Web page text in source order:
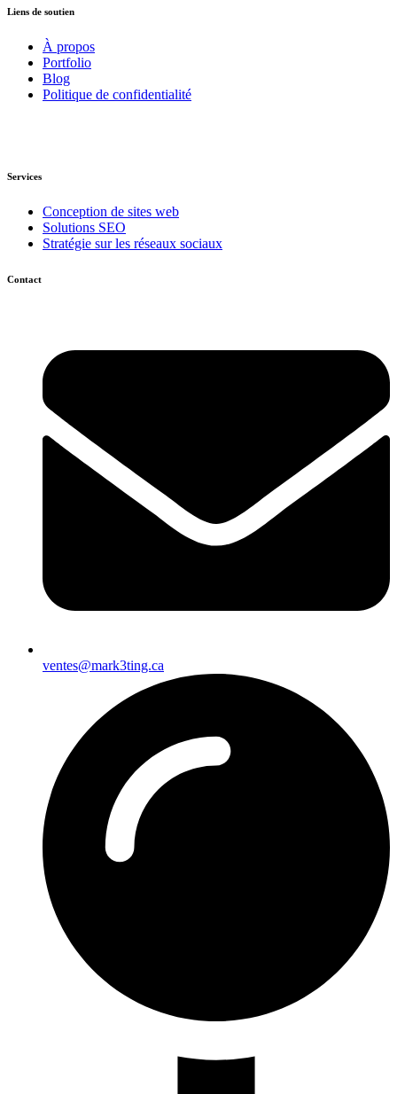
Liens de soutien
À propos
Portfolio
Blog
Politique de confidentialité
Services
Conception de sites web
Solutions SEO
Stratégie sur les réseaux sociaux
Contact
ventes@mark3ting.ca